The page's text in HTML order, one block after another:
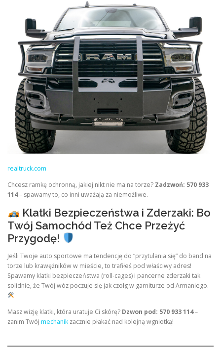
realtruck.com
Chcesz ramkę ochronną, jakiej nikt nie ma na torze? Zadzwoń: 570 933
114– spawamy to, co inni uważają za niemożliwe.
Klatki Bezpieczeństwa i Zderzaki: Bo
Twój Samochód Też Chce Przeżyć
Przygodę!
Jeśli Twoje auto sportowe ma tendencję do “przytulania się” do band na
torze lub krawężników w mieście, to trafiłeś pod właściwy adres!
Spawamy klatki bezpieczeństwa (roll-cages) i pancerne zderzaki tak
solidnie, że Twój wóz poczuje się jak czołg w garniturze od Armaniego.
Masz wizję klatki, która uratuje Ci skórę? Dzwon pod: 570 933 114–
zanim Twój mechanik zacznie płakać nad kolejną wgniotką!